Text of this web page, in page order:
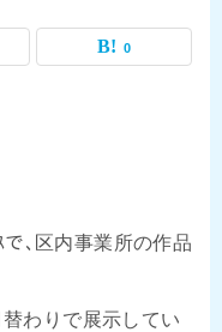
0
､区内事業所の作品
わりで展示してい